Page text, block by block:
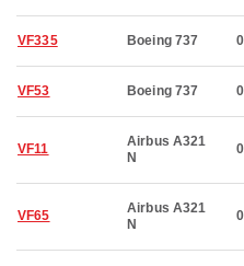
VF335 Boeing 737
VF53 Boeing 737
VF11
Airbus A321
N
VF65
Airbus A321
N